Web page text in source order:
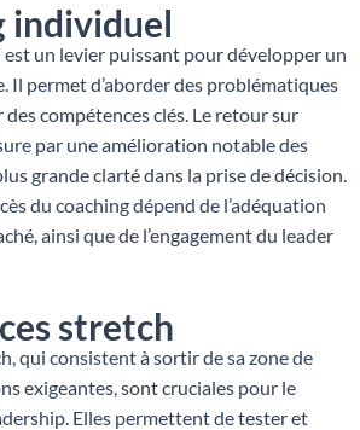
individuel
un levier puissant pour développer un
Il permet d’aborder des problématiques
des compétences clés. Le retour sur
par une amélioration notable des
grande clarté dans la prise de décision.
du coaching dépend de l’adéquation
ainsi que de l’engagement du leader
stretch
qui consistent à sortir de sa zone de
exigeantes, sont cruciales pour le
Elles permettent de tester et